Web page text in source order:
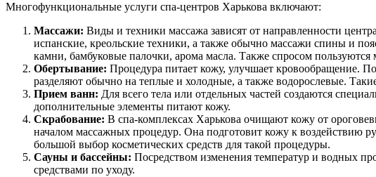
Многофункциональные услуги спа-центров Харькова включают:
Массажи: Виды и техники массажа зависят от направленности
испанские, креольские техники, а также обычно массажи спины и
камни, бамбуковые палочки, арома масла. Также спросом
Обертывание: Процедура питает кожу, улучшает кровообращение.
разделяют обычно на теплые и холодные, а также водорослевые.
Прием ванн: Для всего тела или отдельных частей создаются
дополнительные элементы питают кожу.
Скрабование: В спа-комплексах Харькова очищают кожу от
началом массажных процедур. Она подготовит кожу к воздействию
большой выбор косметических средств для такой процедуры.
Сауны и бассейны: Посредством изменения температур и водных
средствами по уходу.